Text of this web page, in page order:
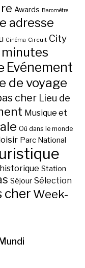
Awards Baromètre
adresse
Cinéma Circuit City
Evénement
de voyage
cher Lieu de
Musique et
Où dans le monde
Parc National
Station
Séjour Sélection
cher Week-